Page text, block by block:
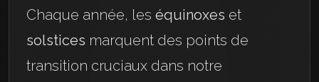
Chaque année, les équinoxes et
solstices marquent des points de
transition cruciaux dans notre